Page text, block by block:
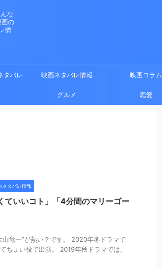
な
画の
情
タバレ 映画ネタバレ情報 映画コラム
グルメ 恋愛
ネタバレ情報
ていいコト」「4分間のマリーゴー
竜一”が熱い？です。 2020年冬ドラマで
ちょい役で出演。 2019年秋ドラマでは、